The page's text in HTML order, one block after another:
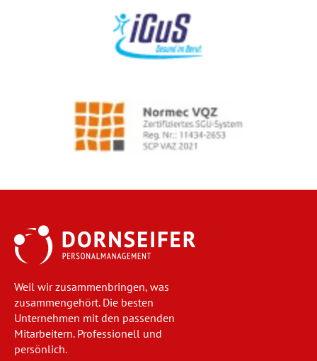
Weil wir zusammenbringen, was
zusammengehört. Die besten
Unternehmen mit den passenden
Mitarbeitern. Professionell und
persönlich.